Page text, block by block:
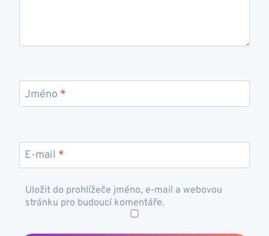
Jméno *
E-mail *
Uložit do prohlížeče jméno, e-mail a webovou
stránku pro budoucí komentáře.